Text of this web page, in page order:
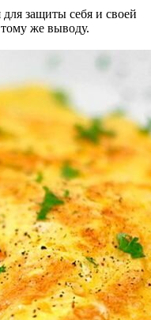
защиты себя и своей
же выводу.